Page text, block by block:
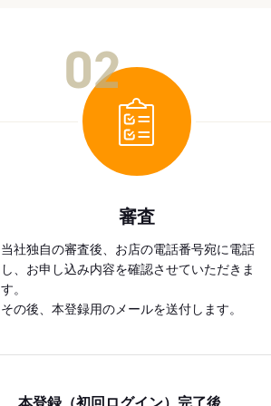
審査
当社独自の審査後、お店の電話番号宛に電話
し、お申し込み内容を確認させていただきま
す。
その後、本登録用のメールを送付します。